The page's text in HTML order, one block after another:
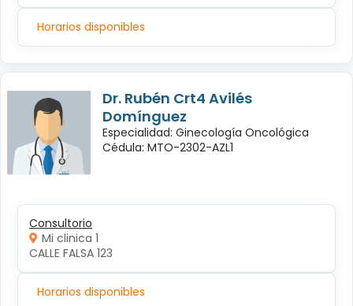
Horarios disponibles
Dr. Rubén Crt4 Avilés
Domínguez
Especialidad: Ginecología Oncológica
Cédula: MTO-2302-AZL1
Consultorio
Mi clinica 1
CALLE FALSA 123
Horarios disponibles